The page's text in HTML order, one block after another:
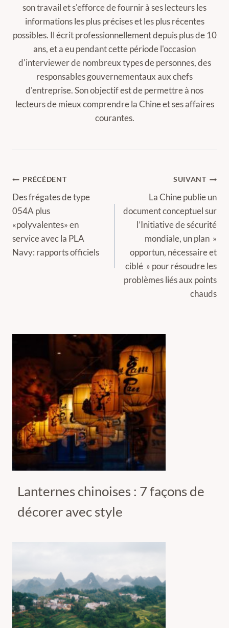
son travail et s'efforce de fournir à ses lecteurs les
informations les plus précises et les plus récentes
possibles. Il écrit professionnellement depuis plus de 10
ans, et a eu pendant cette période l'occasion
d'interviewer de nombreux types de personnes, des
responsables gouvernementaux aux chefs
d'entreprise. Son objectif est de permettre à nos
lecteurs de mieux comprendre la Chine et ses affaires
courantes.
Navigation
de
l’article
PRÉCÉDENT
Des frégates de type
054A plus
«polyvalentes» en
service avec la PLA
Navy: rapports officiels
SUIVANT
La Chine publie un
document conceptuel sur
l’Initiative de sécurité
mondiale, un plan »
opportun, nécessaire et
ciblé » pour résoudre les
problèmes liés aux points
chauds
Lanternes chinoises : 7 façons de
décorer avec style